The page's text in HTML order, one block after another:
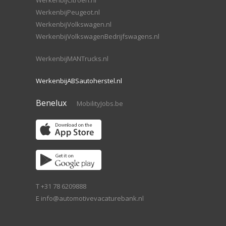
WerkenbijPeugeot.nl
WerkenbijVolkswagen.nl
WerkenbijVolkswagenBedrijfswagens.nl
WerkenbijMANTrucks.nl
WerkenbijABSautoherstel.nl
Benelux MobilityJobs.be
T +31 78 6209888
E info@automotivevacaturebank.nl